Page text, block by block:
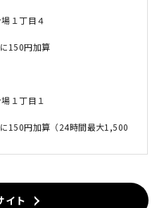
１丁目４
150円加算
１丁目１
150円加算（24時間最大1,500
イト